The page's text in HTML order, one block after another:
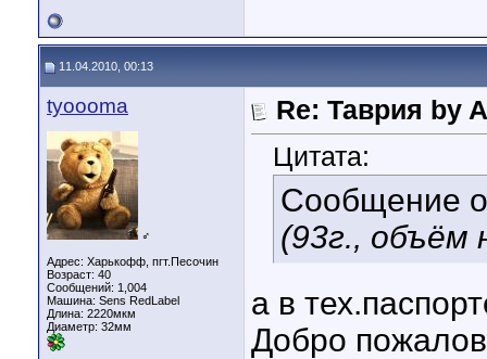
11.04.2010, 00:13
tyoooma
♂
Адрес: Харькофф, пгт.Песочин
Возраст: 40
Сообщений: 1,004
Машина: Sens RedLabel
Длина: 2220мкм
Диаметр: 32мм
Re: Таврия by
Цитата:
Сообщение
(93г., объём
а в
Добро